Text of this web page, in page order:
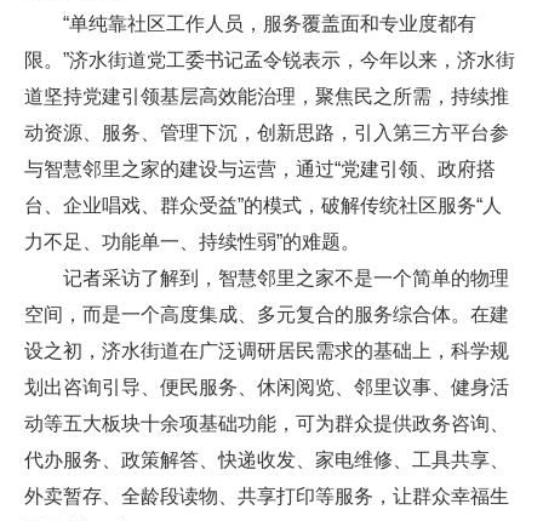
“单纯靠社区工作人员，服务覆盖面和专业度都有
限。”济水街道党工委书记孟令锐表示，今年以来，济水街
道坚持党建引领基层高效能治理，聚焦民之所需，持续推
动资源、服务、管理下沉，创新思路，引入第三方平台参
与智慧邻里之家的建设与运营，通过“党建引领、政府搭
台、企业唱戏、群众受益”的模式，破解传统社区服务“人
力不足、功能单一、持续性弱”的难题。
记者采访了解到，智慧邻里之家不是一个简单的物理
空间，而是一个高度集成、多元复合的服务综合体。在建
设之初，济水街道在广泛调研居民需求的基础上，科学规
划出咨询引导、便民服务、休闲阅览、邻里议事、健身活
动等五大板块十余项基础功能，可为群众提供政务咨询、
代办服务、政策解答、快递收发、家电维修、工具共享、
外卖暂存、全龄段读物、共享打印等服务，让群众幸福生